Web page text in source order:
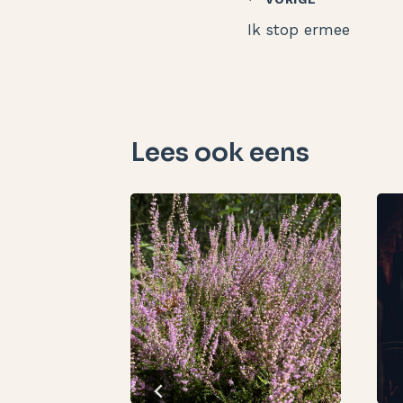
navigatie
Ik stop ermee
Lees ook eens